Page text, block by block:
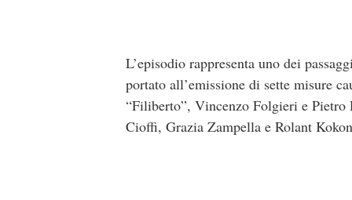
L’episodio rappresenta uno dei
portato all’emissione di sette misure
“Filiberto”, Vincenzo Folgieri e
Cioffi, Grazia Zampella e Rolant